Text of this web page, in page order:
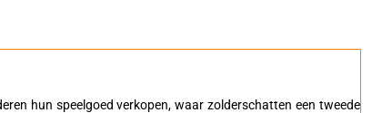
hun speelgoed verkopen, waar zolderschatten een tweede